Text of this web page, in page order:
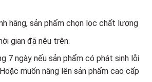
hãng, sản phẩm chọn lọc chất lượng
gian đã nêu trên.
7 ngày nếu sản phẩm có phát sinh lỗi
muốn nâng lên sản phẩm cao cấp